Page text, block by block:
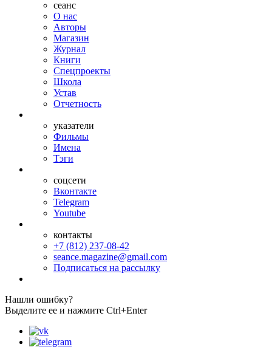
сеанс
О нас
Авторы
Магазин
Журнал
Книги
Спецпроекты
Школа
Устав
Отчетность
указатели
Фильмы
Имена
Тэги
соцсети
Вконтакте
Telegram
Youtube
контакты
+7 (812) 237-08-42
seance.magazine@gmail.com
Подписаться на рассылку
Нашли ошибку?
Выделите ее и нажмите Ctrl+Enter